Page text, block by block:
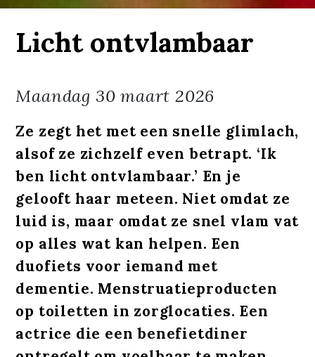
Licht ontvlambaar
Maandag 30 maart 2026
Ze zegt het met een snelle glimlach,
alsof ze zichzelf even betrapt. ‘Ik
ben licht ontvlambaar.’ En je
gelooft haar meteen. Niet omdat ze
luid is, maar omdat ze snel vlam vat
op alles wat kan helpen. Een
duofiets voor iemand met
dementie. Menstruatieproducten
op toiletten in zorglocaties. Een
actrice die een benefietdiner